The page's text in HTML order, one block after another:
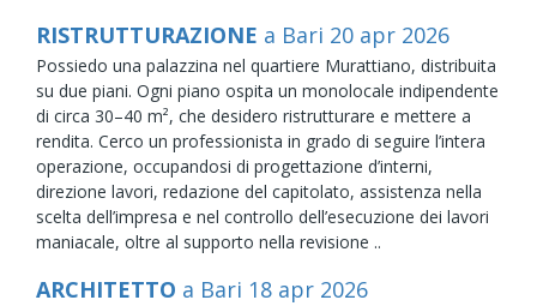
RISTRUTTURAZIONE a Bari 20 apr 2026
Possiedo una palazzina nel quartiere Murattiano, distribuita
su due piani. Ogni piano ospita un monolocale indipendente
di circa 30–40 m², che desidero ristrutturare e mettere a
rendita. Cerco un professionista in grado di seguire l’intera
operazione, occupandosi di progettazione d’interni,
direzione lavori, redazione del capitolato, assistenza nella
scelta dell’impresa e nel controllo dell’esecuzione dei lavori
maniacale, oltre al supporto nella revisione ..
ARCHITETTO a Bari 18 apr 2026